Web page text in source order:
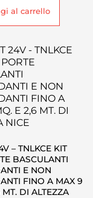
al carrello
– TNLKCE KIT
BASCULANTI
E NON
FINO A MAX 9
MT. DI ALTEZZA